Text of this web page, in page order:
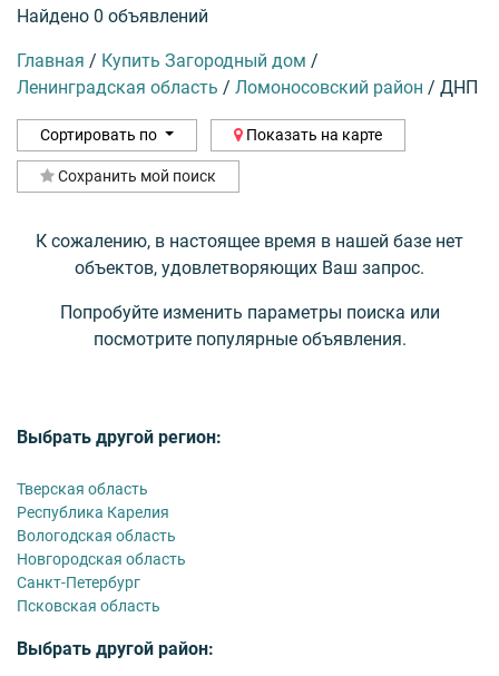
Найдено 0 объявлений
Главная / Купить Загородный дом /
Ленинградская область / Ломоносовский район / ДНП
Сортировать по Показать на карте
Сохранить мой поиск
К сожалению, в настоящее время в нашей базе нет
объектов, удовлетворяющих Ваш запрос.
Попробуйте изменить параметры поиска или
посмотрите популярные объявления.
Выбрать другой регион:
Тверская область
Республика Карелия
Вологодская область
Новгородская область
Санкт-Петербург
Псковская область
Выбрать другой район: